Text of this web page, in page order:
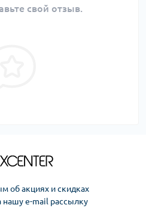
свой отзыв.
об акциях и скидках
нашу e-mail рассылку